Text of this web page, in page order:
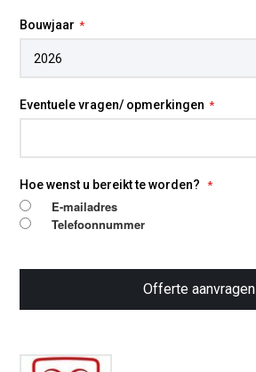
Bouwjaar
Eventuele vragen/ opmerkingen
Hoe wenst u bereikt te worden?
E-mailadres
Telefoonnummer
Offerte aanvragen